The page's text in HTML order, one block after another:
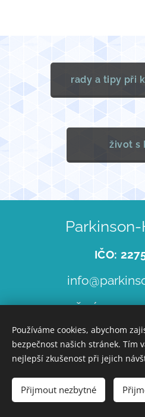
rady a tipy při
život s
Parkinson-
IČO:
č. ú.
+420 732
Používáme cookies, abychom
bezpečnost našich stránek. Tím
nejlepší zkušenost při jejich
Přijmout nezbytné